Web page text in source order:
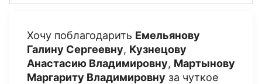
Хочу поблагодарить Емельянову
Галину Сергеевну, Кузнецову
Анастасию Владимировну, Мартынову
Маргариту Владимировну за чуткое